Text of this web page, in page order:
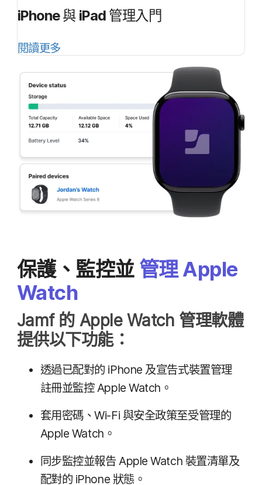
iPhone與 iPad 管理​入門
閱讀​更多
保護、​監控​並 管理Apple
Watch
Jamf 的Apple Watch 管理​軟體​
提供​以下​功能：
透過​已​配對​的 iPhone 及​宣告式​裝置​管理​
註冊​並​監控Apple Watch 。
套用​密碼、Wi-Fi 與​安全​政策​至​受​管理​的
Apple Watch 。
同步​監控​並​報告Apple Watch 裝置​清單​及​
配對​的 iPhone 狀態。